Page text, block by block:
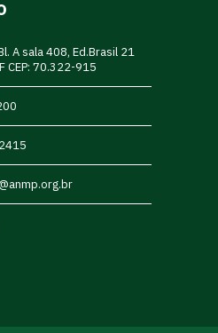
A sala 408, Ed.Brasil 21
CEP: 70.322-915